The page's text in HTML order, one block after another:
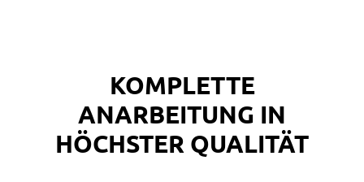
KOMPLETTE
ANARBEITUNG IN
HÖCHSTER QUALITÄT